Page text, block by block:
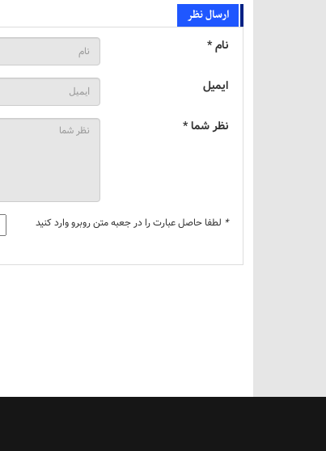
ارسال نظر
نام *
ایمیل
نظر شما *
* لطفا حاصل عبارت را در جعبه متن روبرو وارد کنید